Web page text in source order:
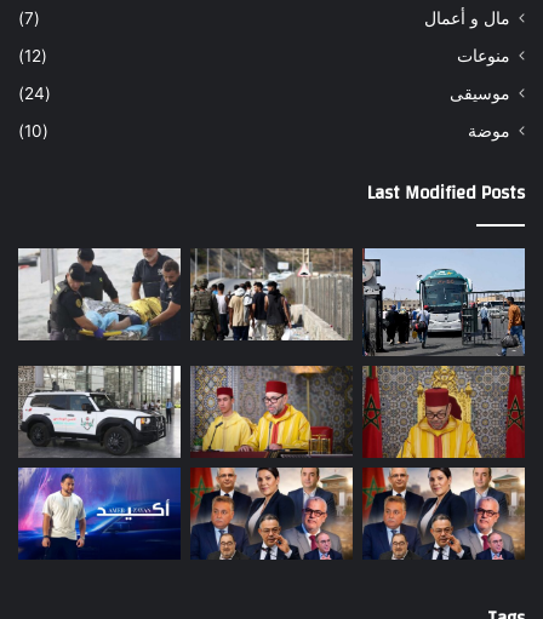
مال و أعمال
(7)
منوعات
(12)
موسيقى
(24)
موضة
(10)
Last Modified Posts